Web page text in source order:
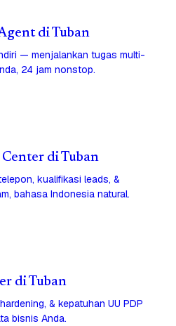
di Tuban
— menjalankan tugas multi-
24 jam nonstop.
Center di Tuban
kualifikasi leads, &
bahasa Indonesia natural.
di Tuban
& kepatuhan UU PDP
bisnis Anda.